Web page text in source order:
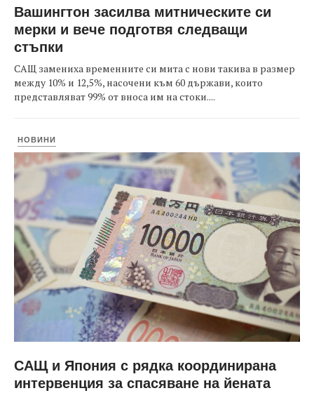
Вашингтон засилва митническите си
мерки и вече подготвя следващи
стъпки
САЩ замениха временните си мита с нови такива в размер
между 10% и 12,5%, насочени към 60 държави, които
представляват 99% от вноса им на стоки....
НОВИНИ
САЩ и Япония с рядка координирана
интервенция за спасяване на йената